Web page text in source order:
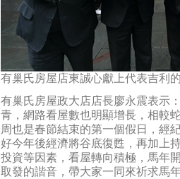
有巢氏房屋店東誠心獻上代表吉利
有巢氏房屋政大店店長廖永震表示
青，網路看屋數也明顯增長，相較
周也是春節結束的第一個假日，經
好今年後經濟將谷底復甦，再加上
投資等因素，看屋轉向積極，馬年
取發的諧音，帶大家一同來祈求馬